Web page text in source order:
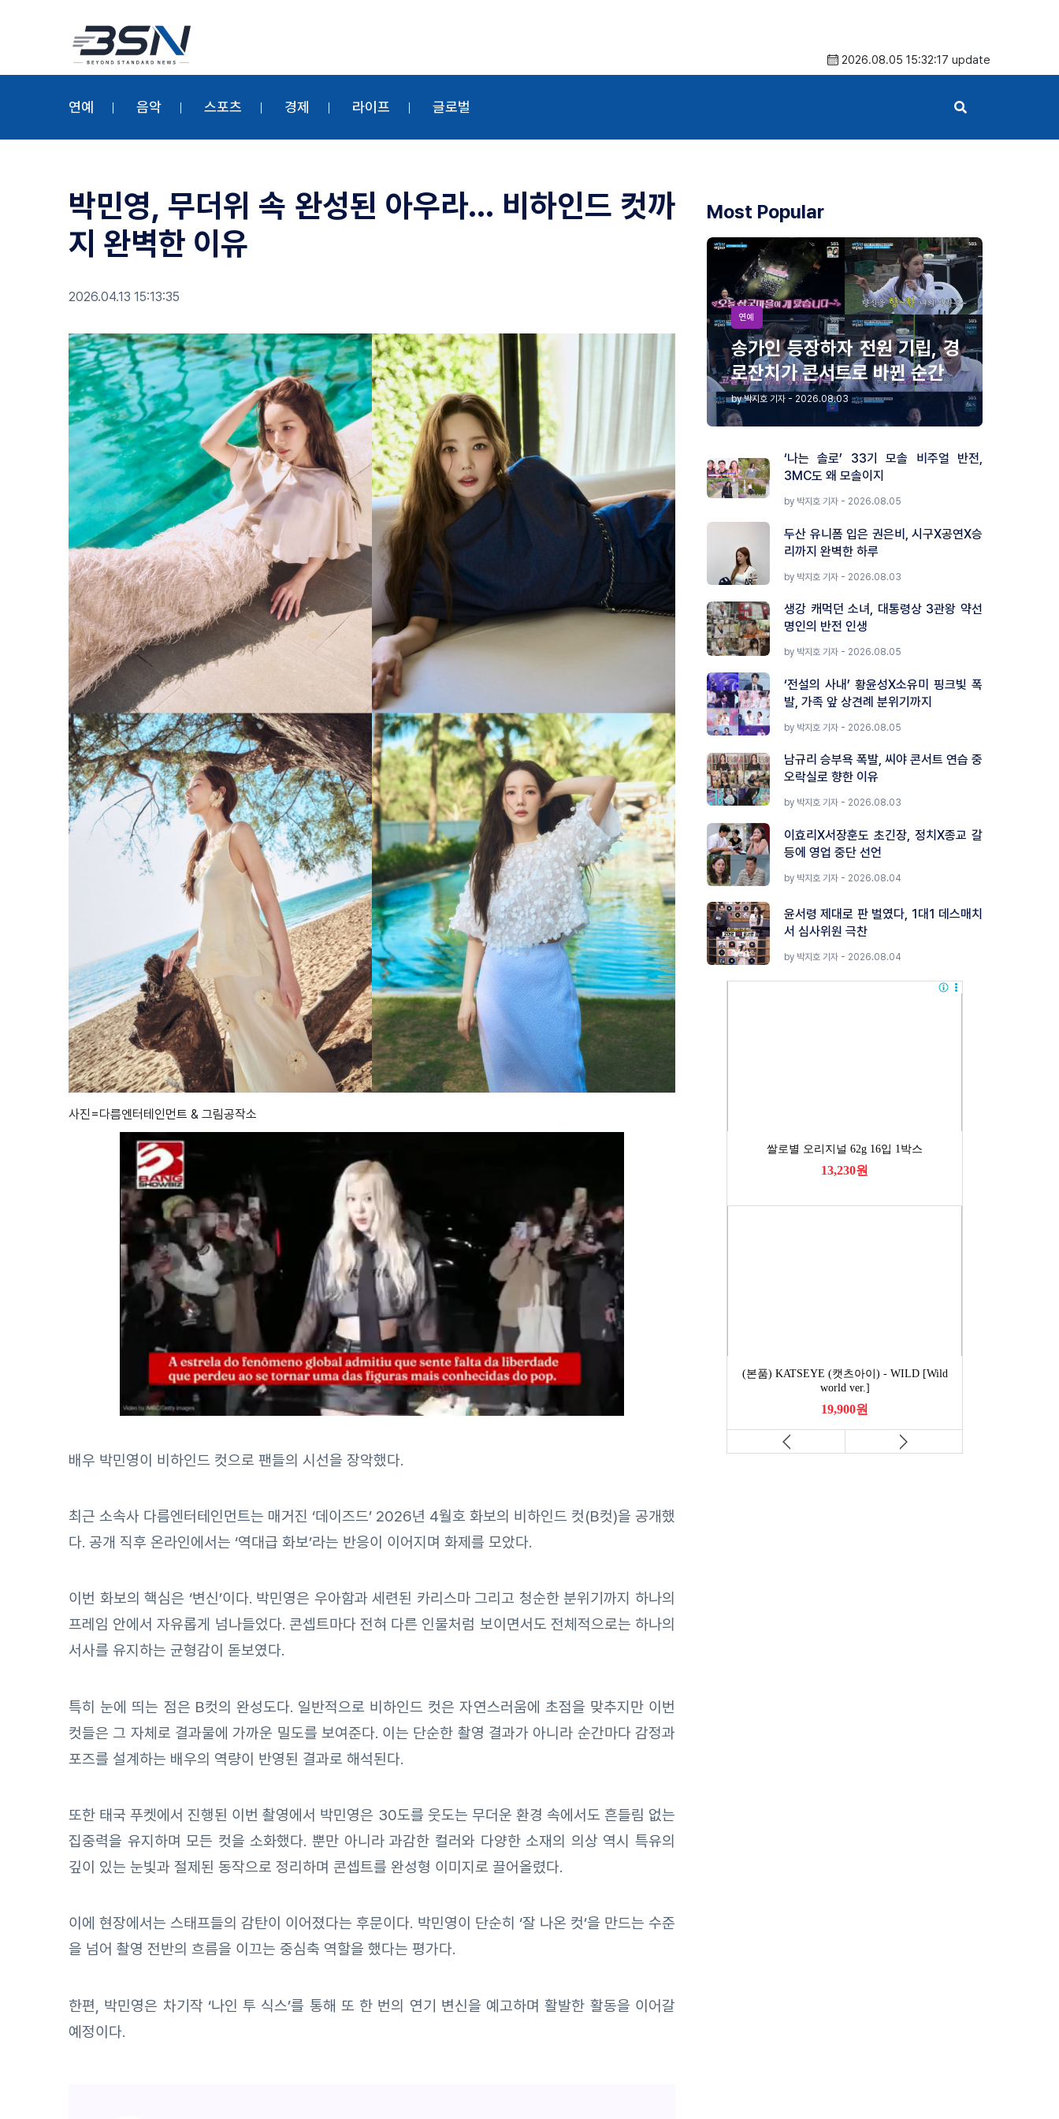
2026.08.05 15:32:17 update
연예 음악 스포츠 경제 라이프 글로벌
박민영, 무더위 속 완성된 아우라… 비하인드 컷까
지 완벽한 이유
2026.04.13 15:13:35
사진=다름엔터테인먼트 & 그림공작소
배우 박민영이 비하인드 컷으로 팬들의 시선을 장악했다.
최근 소속사 다름엔터테인먼트는 매거진 ‘데이즈드’ 2026년 4월호 화보의 비하인드 컷(B컷)을 공개했
다. 공개 직후 온라인에서는 ‘역대급 화보’라는 반응이 이어지며 화제를 모았다.
이번 화보의 핵심은 ‘변신’이다. 박민영은 우아함과 세련된 카리스마 그리고 청순한 분위기까지 하나의
프레임 안에서 자유롭게 넘나들었다. 콘셉트마다 전혀 다른 인물처럼 보이면서도 전체적으로는 하나의
서사를 유지하는 균형감이 돋보였다.
특히 눈에 띄는 점은 B컷의 완성도다. 일반적으로 비하인드 컷은 자연스러움에 초점을 맞추지만 이번
컷들은 그 자체로 결과물에 가까운 밀도를 보여준다. 이는 단순한 촬영 결과가 아니라 순간마다 감정과
포즈를 설계하는 배우의 역량이 반영된 결과로 해석된다.
또한 태국 푸켓에서 진행된 이번 촬영에서 박민영은 30도를 웃도는 무더운 환경 속에서도 흔들림 없는
집중력을 유지하며 모든 컷을 소화했다. 뿐만 아니라 과감한 컬러와 다양한 소재의 의상 역시 특유의
깊이 있는 눈빛과 절제된 동작으로 정리하며 콘셉트를 완성형 이미지로 끌어올렸다.
이에 현장에서는 스태프들의 감탄이 이어졌다는 후문이다. 박민영이 단순히 ‘잘 나온 컷’을 만드는 수준
을 넘어 촬영 전반의 흐름을 이끄는 중심축 역할을 했다는 평가다.
한편, 박민영은 차기작 ‘나인 투 식스’를 통해 또 한 번의 연기 변신을 예고하며 활발한 활동을 이어갈
예정이다.
Most Popular
연예
송가인 등장하자 전원 기립, 경
로잔치가 콘서트로 바뀐 순간
by 박지호 기자 - 2026.08.03
‘나는 솔로’ 33기 모솔 비주얼 반전,
3MC도 왜 모솔이지
by 박지호 기자 - 2026.08.05
두산 유니폼 입은 권은비, 시구X공연X승
리까지 완벽한 하루
by 박지호 기자 - 2026.08.03
생강 캐먹던 소녀, 대통령상 3관왕 약선
명인의 반전 인생
by 박지호 기자 - 2026.08.05
‘전설의 사내’ 황윤성X소유미 핑크빛 폭
발, 가족 앞 상견례 분위기까지
by 박지호 기자 - 2026.08.05
남규리 승부욕 폭발, 씨야 콘서트 연습 중
오락실로 향한 이유
by 박지호 기자 - 2026.08.03
이효리X서장훈도 초긴장, 정치X종교 갈
등에 영업 중단 선언
by 박지호 기자 - 2026.08.04
윤서령 제대로 판 벌였다, 1대1 데스매치
서 심사위원 극찬
by 박지호 기자 - 2026.08.04